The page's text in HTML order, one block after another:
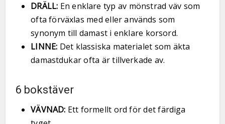
DRÄLL: En enklare typ av mönstrad väv som
ofta förväxlas med eller används som
synonym till damast i enklare korsord.
LINNE: Det klassiska materialet som äkta
damastdukar ofta är tillverkade av.
6 bokstäver
VÄVNAD: Ett formellt ord för det färdiga